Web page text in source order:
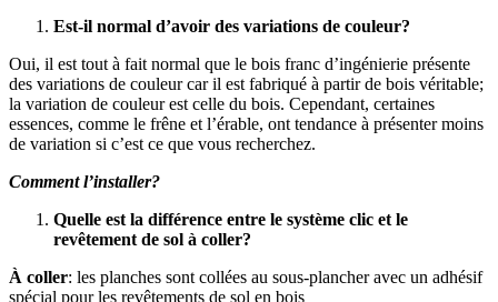
Est-il normal d’avoir des variations de couleur?
Oui, il est tout à fait normal que le bois franc d’ingénierie présente
des variations de couleur car il est fabriqué à partir de bois véritable;
la variation de couleur est celle du bois. Cependant, certaines
essences, comme le frêne et l’érable, ont tendance à présenter moins
de variation si c’est ce que vous recherchez.
Comment l’installer?
Quelle est la différence entre le système clic et le
revêtement de sol à coller?
À coller: les planches sont collées au sous-plancher avec un adhésif
spécial pour les revêtements de sol en bois